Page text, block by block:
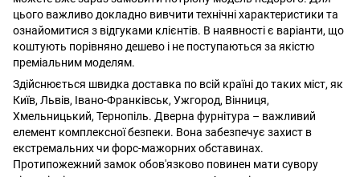
цього важливо докладно вивчити технічні характеристики та
ознайомитися з відгуками клієнтів. В наявності є варіанти, що
коштують порівняно дешево і не поступаються за якістю
преміальним моделям.
Здійснюється швидка доставка по всій країні до таких міст, як
Київ, Львів, Івано-Франківськ, Ужгород, Вінниця,
Хмельницький, Тернопіль. Дверна фурнітура – ​​важливий
елемент комплексної безпеки. Вона забезпечує захист в
екстремальних чи форс-мажорних обставинах.
Протипожежний замок обов'язково повинен мати сувору